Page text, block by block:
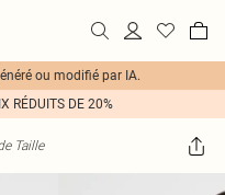
ou modifié par IA.
RÉDUITS DE 20%
Taille